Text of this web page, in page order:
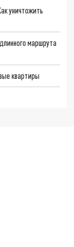
уничтожить
маршрута
квартиры